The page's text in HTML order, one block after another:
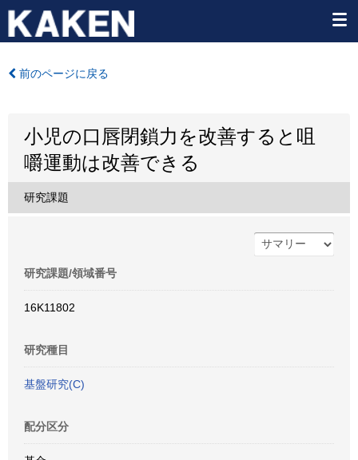
前のページに戻る
小児の口唇閉鎖力を改善すると咀
嚼運動は改善できる
研究課題
研究課題/領域番号
16K11802
研究種目
基盤研究(C)
配分区分